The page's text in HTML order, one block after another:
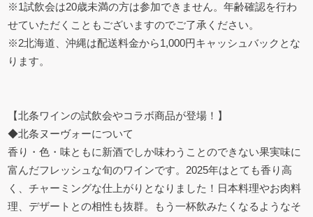
※1試飲会は20歳未満の方は参加できません。年齢確認を行わ
せていただくこともございますのでご了承ください。
※2北海道、沖縄は配送料金から1,000円キャッシュバックとな
ります。
【北条ワインの試飲会やコラボ商品が登場！】
◆北条ヌーヴォーについて
香り・色・味ともに新酒でしか味わうことのできない果実味に
富んだフレッシュな旬のワインです。2025年はとても香り高
く、チャーミングな仕上がりとなりました！日本料理やお肉料
理、デザートとの相性も抜群。もう一杯飲みたくなるようなそ